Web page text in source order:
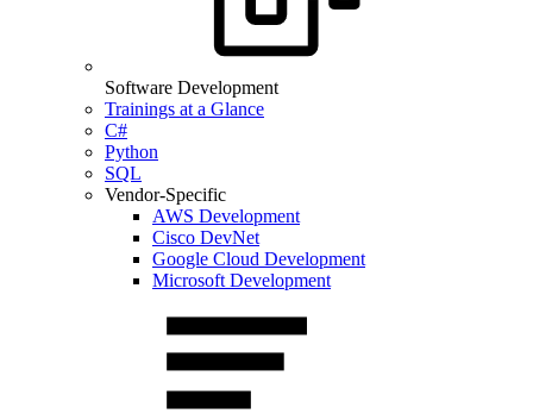
Software Development
Trainings at a Glance
C#
Python
SQL
Vendor-Specific
AWS Development
Cisco DevNet
Google Cloud Development
Microsoft Development